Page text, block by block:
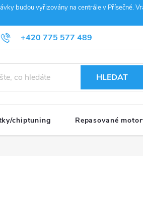
budou vyřizovány na centrále v Přísečné.
+420 775 577 489
info@janousek-motorsport.cz
podmínky Reklamace
HLEDAT
chiptuning Repasované